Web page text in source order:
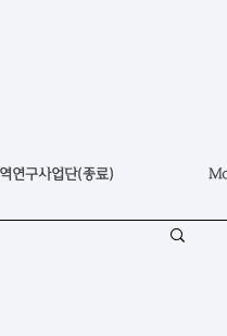
연구사업단(종료)